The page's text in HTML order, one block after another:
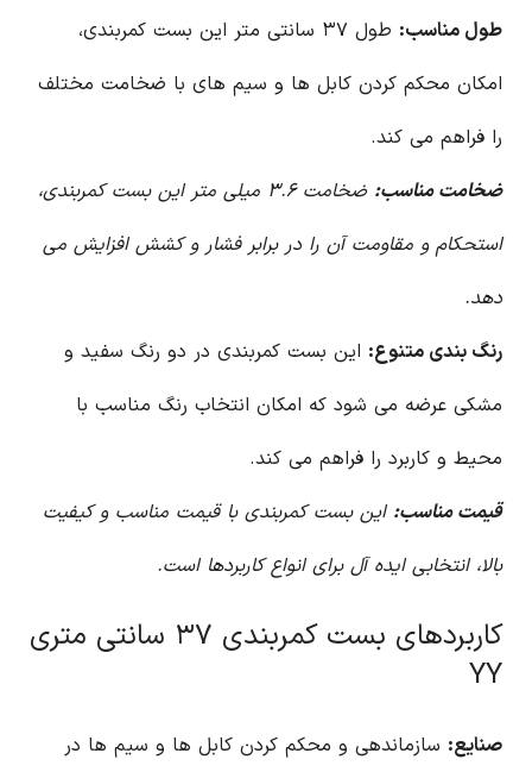
طول مناسب:
طول ۳۷ سانتی متر این بست کمربندی،
امکان محکم کردن کابل ها و سیم های با ضخامت مختلف
را فراهم می کند.
ضخامت مناسب:
ضخامت ۳.۶ میلی متر این بست کمربندی،
استحکام و مقاومت آن را در برابر فشار و کشش افزایش می
دهد.
رنگ بندی متنوع: این بست کمربندی در دو رنگ سفید و
مشکی عرضه می شود که امکان انتخاب رنگ مناسب با
محیط و کاربرد را فراهم می کند.
قیمت مناسب: این بست کمربندی با قیمت مناسب و کیفیت
بالا، انتخابی ایده آل برای انواع کاربردها است.
کاربردهای بست کمربندی ۳۷ سانتی متری
YY
صنایع: سازماندهی و محکم کردن کابل ها و سیم ها در